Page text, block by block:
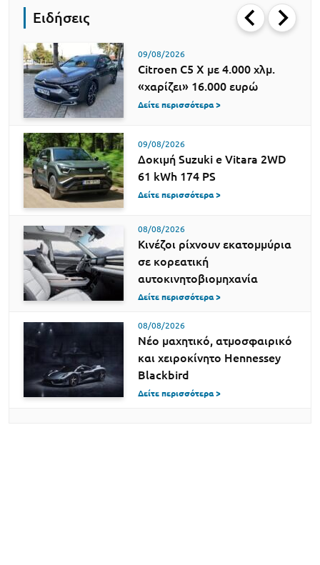
Ειδήσεις
09/08/2026
Citroen C5 X με 4.000 χλμ.
«χαρίζει» 16.000 ευρώ
Δείτε περισσότερα >
09/08/2026
Δοκιμή Suzuki e Vitara 2WD
61 kWh 174 PS
Δείτε περισσότερα >
08/08/2026
Κινέζοι ρίχνουν εκατομμύρια
σε κορεατική
αυτοκινητοβιομηχανία
Δείτε περισσότερα >
08/08/2026
Νέο μαχητικό, ατμοσφαιρικό
και χειροκίνητο Hennessey
Blackbird
Δείτε περισσότερα >